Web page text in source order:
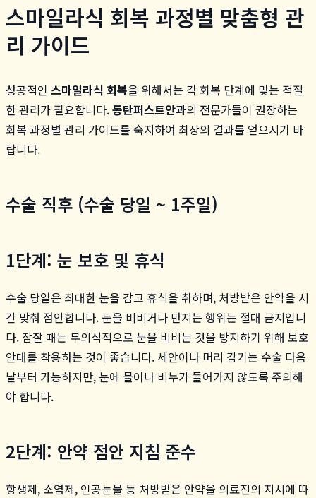
스마일라식 회복 과정별 맞춤형 관
리 가이드
성공적인 스마일라식 회복을 위해서는 각 회복 단계에 맞는 적절
한 관리가 필요합니다.동탄퍼스트안과의 전문가들이 권장하는
회복 과정별 관리 가이드를 숙지하여 최상의 결과를 얻으시기 바
랍니다.
수술 직후 (수술 당일 ~ 1주일)
1단계: 눈 보호 및 휴식
수술 당일은 최대한 눈을 감고 휴식을 취하며, 처방받은 안약을 시
간 맞춰 점안합니다. 눈을 비비거나 만지는 행위는 절대 금지입니
다. 잠잘 때는 무의식적으로 눈을 비비는 것을 방지하기 위해 보호
안대를 착용하는 것이 좋습니다. 세안이나 머리 감기는 수술 다음
날부터 가능하지만, 눈에 물이나 비누가 들어가지 않도록 주의해
야 합니다.
2단계: 안약 점안 지침 준수
항생제, 소염제, 인공눈물 등 처방받은 안약을 의료진의 지시에 따